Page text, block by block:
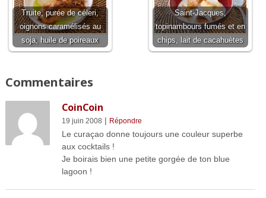
Truite, purée de céleri,
oignons caramélisés au
soja, huile de poireaux
Saint-Jacques,
topinambours fumés et en
chips, lait de cacahuètes
Commentaires
CoinCoin
19 juin 2008 | Répondre
Le curaçao donne toujours une couleur superbe
aux cocktails !
Je boirais bien une petite gorgée de ton blue
lagoon !